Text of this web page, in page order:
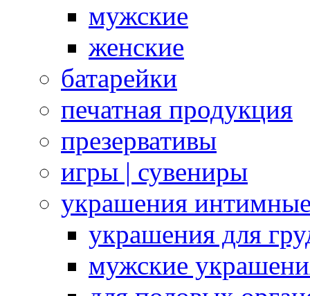
мужские
женские
батарейки
печатная продукция
презервативы
игры | сувениры
украшения
украшения для
мужские